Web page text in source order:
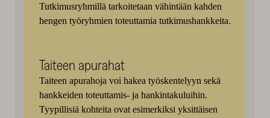
Tutkimusryhmillä tarkoitetaan vähintään kahden
hengen työryhmien toteuttamia tutkimushankkeita.
Taiteen apurahat
Taiteen apurahoja voi hakea työskentelyyn sekä
hankkeiden toteuttamis- ja hankintakuluihin.
Tyypillisiä kohteita ovat esimerkiksi yksittäisen